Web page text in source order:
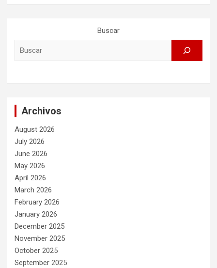
Buscar
Archivos
August 2026
July 2026
June 2026
May 2026
April 2026
March 2026
February 2026
January 2026
December 2025
November 2025
October 2025
September 2025